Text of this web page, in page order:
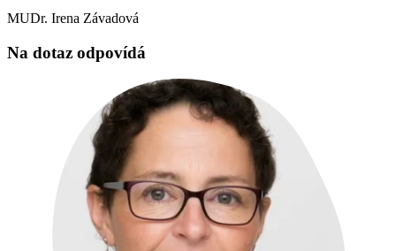
MUDr. Irena Závadová
Na dotaz odpovídá